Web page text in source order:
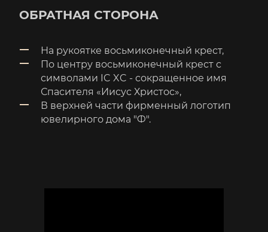
ОБРАТНАЯ СТОРОНА
На рукоятке восьмиконечный крест,
По центру восьмиконечный крест с
символами IC XC - сокращенное имя
Спасителя «Иисус Христос»,
В верхней части фирменный логотип
ювелирного дома "Ф".